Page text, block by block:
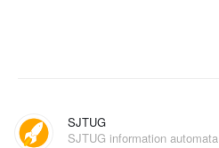
SJTUG
SJTUG information automata